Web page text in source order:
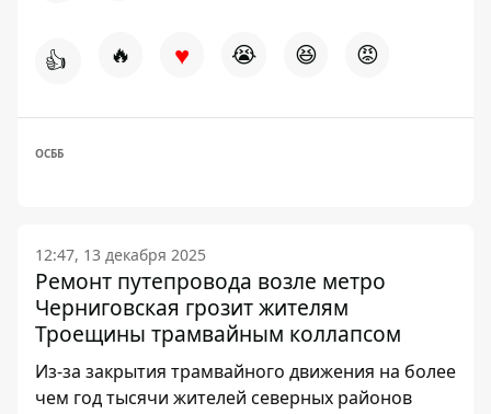
👍 🔥 ♥ 😭 😆 😡
ОСББ
12:47, 13 декабря 2025
Ремонт путепровода возле метро
Черниговская грозит жителям
Троещины трамвайным коллапсом
Из-за закрытия трамвайного движения на более
чем год тысячи жителей северных районов